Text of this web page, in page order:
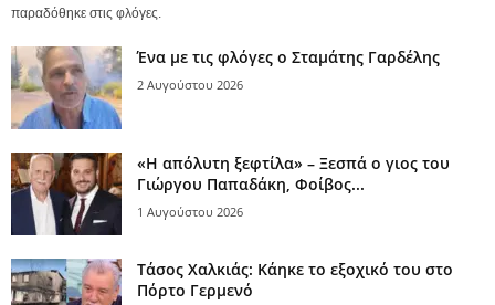
παραδόθηκε στις φλόγες.
Ένα με τις φλόγες ο Σταμάτης Γαρδέλης
2 Αυγούστου 2026
«Η απόλυτη ξεφτίλα» – Ξεσπά ο γιος του
Γιώργου Παπαδάκη, Φοίβος...
1 Αυγούστου 2026
Τάσος Χαλκιάς: Κάηκε το εξοχικό του στο
Πόρτο Γερμενό